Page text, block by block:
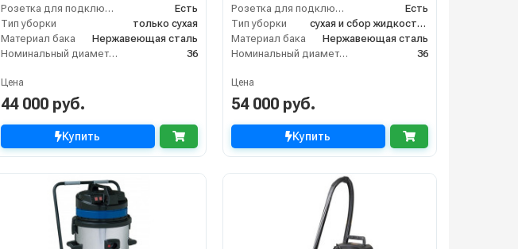
Розетка для подключения инструмента
Есть
Тип уборки
только сухая
Материал бака
Нержавеющая сталь
Номинальный диаметр принадлежностей (мм)
36
Цена
44 000 руб.
Купить
Розетка для подключения инструмента
Есть
Тип уборки
сухая и сбор жидкостей
Материал бака
Нержавеющая сталь
Номинальный диаметр принадлежностей (мм)
36
Цена
54 000 руб.
Купить